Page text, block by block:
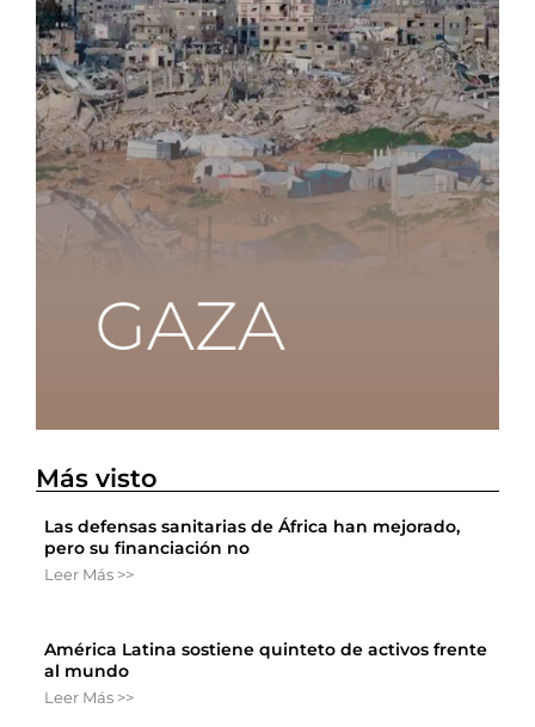
Más visto
Las defensas sanitarias de África han mejorado,
pero su financiación no
Leer Más >>
América Latina sostiene quinteto de activos frente
al mundo
Leer Más >>